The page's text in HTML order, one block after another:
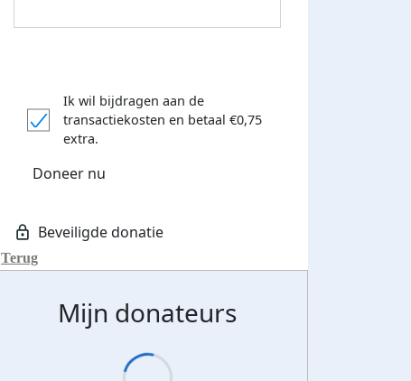
Donateurs bedankt
Terug
Ik wil bijdragen aan de
transactiekosten en betaal €0,75
extra.
Doneer nu
Mijn donateurs